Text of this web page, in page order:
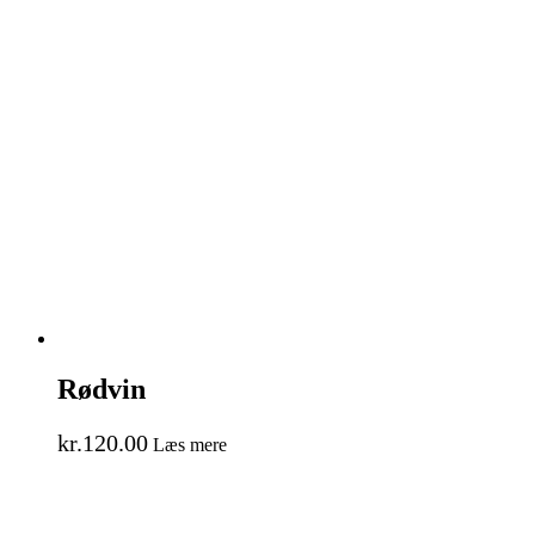
Rødvin
kr.120.00 Læs mere